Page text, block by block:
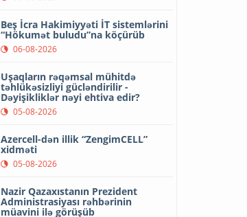
Beş İcra Hakimiyyəti İT sistemlərini
“Hökumət buludu”na köçürüb
06-08-2026
Uşaqların rəqəmsal mühitdə
təhlükəsizliyi gücləndirilir -
Dəyişikliklər nəyi ehtiva edir?
05-08-2026
Azercell-dən illik “ZengimCELL”
xidməti
05-08-2026
Nazir Qazaxıstanın Prezident
Administrasiyası rəhbərinin
müavini ilə görüşüb